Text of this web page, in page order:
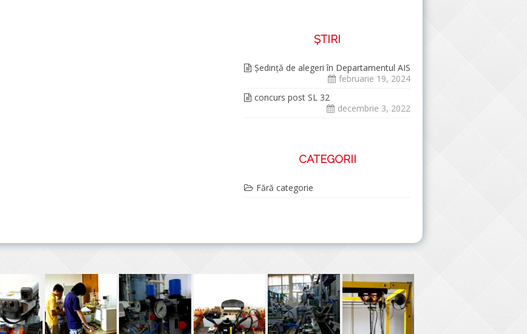
ȘTIRI
Şedinţă de alegeri în Departamentul AIS
februarie 19, 2024
concurs post SL 32
decembrie 3, 2022
CATEGORII
Fără categorie